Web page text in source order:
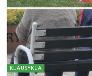
KLAUSYKLA